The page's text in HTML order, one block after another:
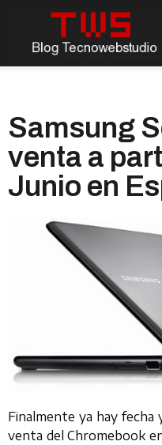
Samsung
venta a
Junio en
Finalmente ya hay fecha
venta del Chromebook